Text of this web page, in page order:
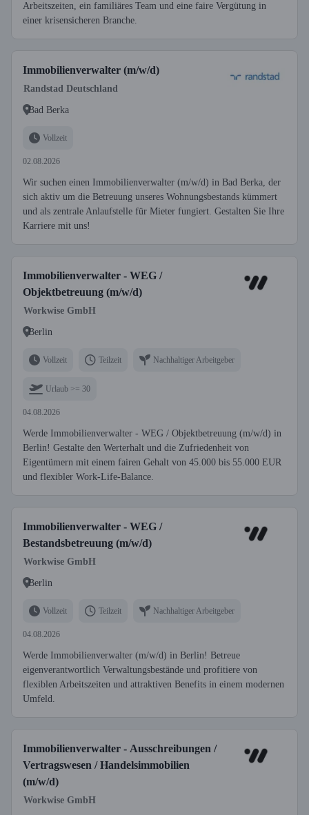
Arbeitszeiten, ein familiäres Team und eine faire Vergütung in
einer krisensicheren Branche.
Immobilienverwalter (m/w/d)
Randstad Deutschland
Bad Berka
Vollzeit
02.08.2026
Wir suchen einen Immobilienverwalter (m/w/d) in Bad Berka, der
sich aktiv um die Betreuung unseres Wohnungsbestands kümmert
und als zentrale Anlaufstelle für Mieter fungiert. Gestalten Sie Ihre
Karriere mit uns!
Immobilienverwalter - WEG /
Objektbetreuung (m/w/d)
Workwise GmbH
Berlin
Vollzeit Teilzeit Nachhaltiger Arbeitgeber
Urlaub >= 30
04.08.2026
Werde Immobilienverwalter - WEG / Objektbetreuung (m/w/d) in
Berlin! Gestalte den Werterhalt und die Zufriedenheit von
Eigentümern mit einem fairen Gehalt von 45.000 bis 55.000 EUR
und flexibler Work-Life-Balance.
Immobilienverwalter - WEG /
Bestandsbetreuung (m/w/d)
Workwise GmbH
Berlin
Vollzeit Teilzeit Nachhaltiger Arbeitgeber
04.08.2026
Werde Immobilienverwalter (m/w/d) in Berlin! Betreue
eigenverantwortlich Verwaltungsbestände und profitiere von
flexiblen Arbeitszeiten und attraktiven Benefits in einem modernen
Umfeld.
Immobilienverwalter - Ausschreibungen /
Vertragswesen / Handelsimmobilien
(m/w/d)
Workwise GmbH